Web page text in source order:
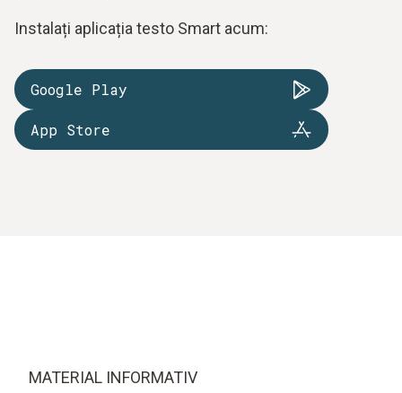
Instalați aplicația testo Smart acum:
Google Play
App Store
MATERIAL INFORMATIV